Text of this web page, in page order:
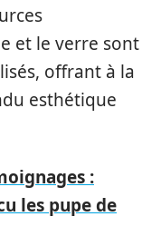
et le verre sont
offrant à la
esthétique
:
les pupe de